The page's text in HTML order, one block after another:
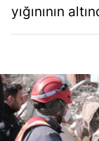
yığınının